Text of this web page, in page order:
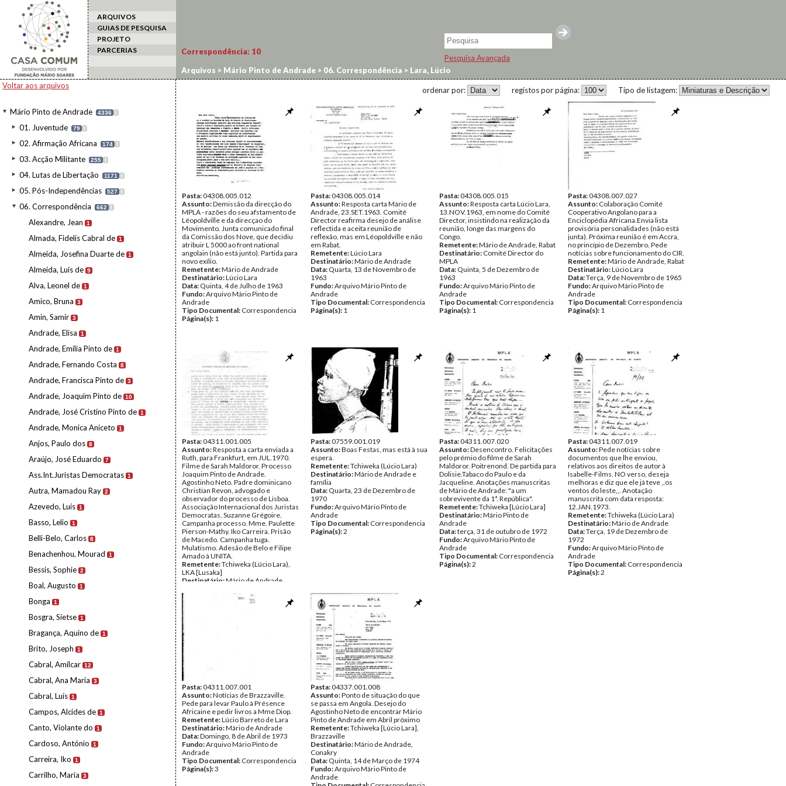
ARQUIVOS
GUIAS DE PESQUISA
PROJETO
PARCERIAS
Pesquisa Avançada
Voltar aos arquivos
Mário Pinto de Andrade 4336 I
01. Juventude 79 I
02. Afirmação Africana 174 I
03. Acção Militante 255 I
04. Lutas de Libertação 1171 I
05. Pós-Independências 527 I
06. Correspondência 662 I
Alexandre, Jean 1
Almada, Fidelis Cabral de 1
Almeida, Josefina Duarte de 1
Almeida, Luís de 9
Alva, Leonel de 1
Amico, Bruna 3
Amin, Samir 3
Andrade, Elisa 1
Andrade, Emília Pinto de 1
Andrade, Fernando Costa 8
Andrade, Francisca Pinto de 3
Andrade, Joaquim Pinto de 10
Andrade, José Cristino Pinto de 1
Andrade, Monica Aniceto 1
Anjos, Paulo dos 8
Araújo, José Eduardo 7
Ass.Int.Juristas Democratas 1
Autra, Mamadou Ray 2
Azevedo, Luís 1
Basso, Lelio 1
Belli-Belo, Carlos 8
Benachenhou, Mourad 1
Bessis, Sophie 2
Boal, Augusto 1
Bonga 1
Bosgra, Sietse 1
Bragança, Aquino de 1
Brito, Joseph 1
Cabral, Amílcar 12
Cabral, Ana Maria 3
Cabral, Luís 1
Campos, Alcides de 1
Canto, Violante do 1
Cardoso, António 1
Carreira, Iko 1
Carrilho, Maria 3
Correspondência: 10
Arquivos > Mário Pinto de Andrade > 06. Correspondência > Lara, Lúcio
Tipo de listagem:
registos por página:
ordenar por:
Pasta:04308.005.012
Assunto:Demissão da direcção do
MPLA - razões do seu afstamento de
Léopoldville e da direcçao do
Movimento. Junta comunicado final
da Comissão dos Nove, que decidiu
atribuir L 5000 ao front national
angolain (não está junto). Partida para
novo exílio.
Remetente:Mário de Andrade
Destinatário:Lúcio Lara
Data: Quinta, 4 de Julho de 1963
Fundo:Arquivo Mário Pinto de
Andrade
Tipo Documental: Correspondencia
Página(s): 1
Pasta:04308.005.014
Assunto:Resposta carta Mário de
Andrade, 23.SET.1963. Comité
Director reafirma desejo de análise
reflectida e aceita reunião de
reflexão, mas em Léopoldville e não
em Rabat.
Remetente:Lúcio Lara
Destinatário:Mário de Andrade
Data: Quarta, 13 de Novembro de
1963
Fundo:Arquivo Mário Pinto de
Andrade
Tipo Documental: Correspondencia
Página(s): 1
Pasta:04308.005.015
Assunto:Resposta carta Lúcio Lara,
13.NOV.1963, em nome do Comité
Director, insistindo na realização da
reunião, longe das margens do
Congo.
Remetente:Mário de Andrade, Rabat
Destinatário: Comité Director do
MPLA
Data: Quinta, 5 de Dezembro de
1963
Fundo:Arquivo Mário Pinto de
Andrade
Tipo Documental: Correspondencia
Página(s): 1
Pasta:04308.007.027
Assunto: Colaboração Comité
Cooperativo Angolano para a
Enciclopédia Africana.Envia lista
provisória personalidades (não está
junta). Próxima reunião é em Accra,
no princípio de Dezembro. Pede
notícias sobre funcionamento do CIR.
Remetente:Mário de Andrade, Rabat
Destinatário:Lúcio Lara
Data:Terça, 9 de Novembro de 1965
Fundo:Arquivo Mário Pinto de
Andrade
Tipo Documental: Correspondencia
Página(s): 1
Pasta:04311.001.005
Assunto:Resposta a carta enviada a
Ruth, para Frankfurt, em JUL.1970.
Filme de Sarah Maldoror. Processo
Joaquim Pinto de Andrade.
Agostinho Neto. Padre dominicano
Christian Revon, advogado e
observador do processo de Lisboa.
Associação Internacional dos Juristas
Democratas. Suzanne Grégoire.
Campanha processo. Mme. Paulette
Pierson-Mathy. Iko Carreira. Prisão
de Macedo. Campanha tuga.
Mulatismo. Adesão de Belo e Filipe
Amado à UNITA.
Remetente:Tchiweka (Lúcio Lara),
LKA [Lusaka]
Destinatário:Mário de Andrade
1970
Fundo:
Arquivo Mário Pinto de
Andrade
Tipo Documental:
Página(s):
Pasta:07559.001.019
Assunto:Boas Festas, mas está à sua
espera.
Remetente:Tchiweka (Lúcio Lara)
Destinatário:Mário de Andrade e
família
Data: Quarta, 23 de Dezembro de
1970
Fundo:Arquivo Mário Pinto de
Andrade
Tipo Documental: Correspondencia
Página(s):2
Pasta:04311.007.020
Assunto:Desencontro. Felicitações
pelo prémio do filme de Sarah
Maldoror. Poitrenond. De partida para
Dolisie.Tabaco do Paulo e da
Jacqueline. Anotações manuscritas
de Mário de Andrade: "a um
sobrevivente da 1ª. República".
Remetente:Tchiweka [Lúcio Lara]
Destinatário:Mário Pinto de
Andrade
Data:terça, 31 de outubro de 1972
Fundo:Arquivo Mário Pinto de
Andrade
Tipo Documental: Correspondencia
Página(s):2
Pasta:04311.007.019
Assunto:Pede notícias sobre
documentos que lhe enviou,
relativos aos direitos de autor à
Isabelle-Films. NO verso, deseja
melhoras e diz que ele já teve ,,os
ventos do leste,,. Anotação
manuscrita com data resposta:
12.JAN.1973.
Remetente:Tchiweka (Lúcio Lara)
Destinatário:Mário de Andrade
Data:Terça, 19 de Dezembro de
1972
Fundo:Arquivo Mário Pinto de
Andrade
Tipo Documental: Correspondencia
Página(s):2
Pasta:04311.007.001
Assunto:Notícias de Brazzaville.
Pede para levar Paulo à Présence
Africaine e pedir livros a Mme Diop.
Remetente:Lúcio Barreto de Lara
Destinatário:Mário de Andrade
Data:Domingo, 8 de Abril de 1973
Fundo:Arquivo Mário Pinto de
Andrade
Tipo Documental: Correspondencia
Página(s):3
Pasta:04337.001.008
Assunto:Ponto de situação do que
se passa em Angola. Desejo do
Agostinho Neto de encontrar Mário
Pinto de Andrade em Abril próximo
Remetente:Tchiweka [Lúcio Lara],
Brazzaville
Destinatário:Mário de Andrade,
Conakry
Data: Quinta, 14 de Março de 1974
Fundo:Arquivo Mário Pinto de
Andrade